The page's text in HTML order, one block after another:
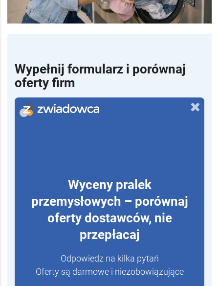
Wypełnij formularz i porównaj
oferty firm
Wyceny pralek
przemysłowych – porównaj
oferty dostawców, nie
przepłacaj
Odpowiedz na kilka pytań
Oferty są darmowe i niezobowiązujące